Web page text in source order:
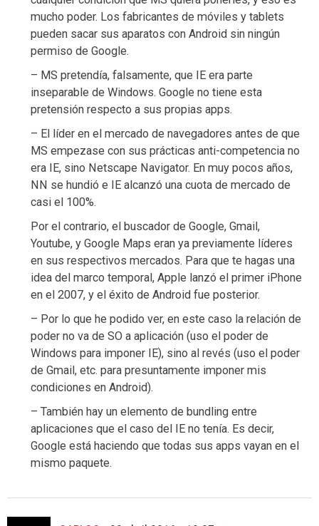
mucho poder. Los fabricantes de móviles y tablets
pueden sacar sus aparatos con Android sin ningún
permiso de Google.
– MS pretendía, falsamente, que IE era parte
inseparable de Windows. Google no tiene esta
pretensión respecto a sus propias apps.
– El líder en el mercado de navegadores antes de que
MS empezase con sus prácticas anti-competencia no
era IE, sino Netscape Navigator. En muy pocos años,
NN se hundió e IE alcanzó una cuota de mercado de
casi el 100%.
Por el contrario, el buscador de Google, Gmail,
Youtube, y Google Maps eran ya previamente líderes
en sus respectivos mercados. Para que te hagas una
idea del marco temporal, Apple lanzó el primer iPhone
en el 2007, y el éxito de Android fue posterior.
– Por lo que he podido ver, en este caso la relación de
poder no va de SO a aplicación (uso el poder de
Windows para imponer IE), sino al revés (uso el poder
de Gmail, etc. para presuntamente imponer mis
condiciones en Android).
– También hay un elemento de bundling entre
aplicaciones que el caso del IE no tenía. Es decir,
Google está haciendo que todas sus apps vayan en el
mismo paquete.